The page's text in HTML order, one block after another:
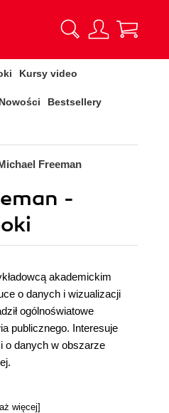
Kursy video
Nowości Bestsellery
Freeman
-
akademickim
o danych i wizualizacji
ogólnoświatowe
publicznego. Interesuje
o danych w obszarze
więcej]